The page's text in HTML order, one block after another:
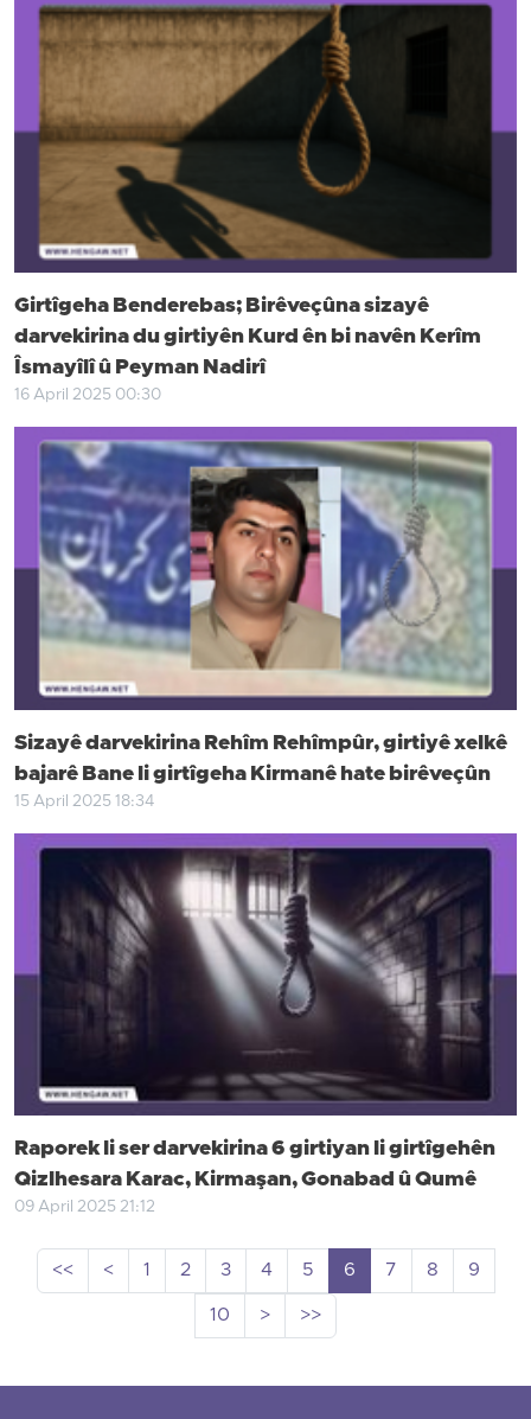
Girtîgeha Benderebas; Birêveçûna sizayê
darvekirina du girtiyên Kurd ên bi navên Kerîm
Îsmayîlî û Peyman Nadirî
16 April 2025 00:30
Sizayê darvekirina Rehîm Rehîmpûr, girtiyê xelkê
bajarê Bane li girtîgeha Kirmanê hate birêveçûn
15 April 2025 18:34
Raporek li ser darvekirina 6 girtiyan li girtîgehên
Qizlhesara Karac, Kirmaşan, Gonabad û Qumê
09 April 2025 21:12
<< < 1 2 3 4 5 6 7 8
9
10
> >>